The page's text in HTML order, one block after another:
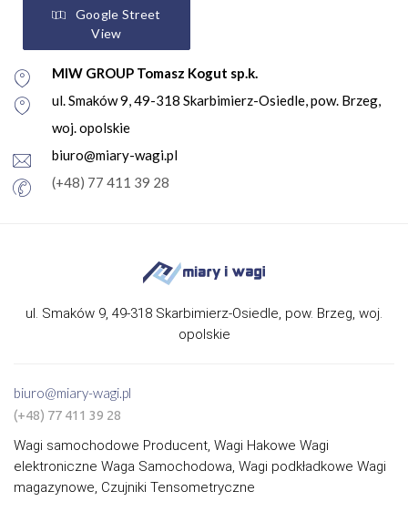
Google Street
View
MIW GROUP Tomasz Kogut sp.k.
ul. Smaków 9, 49-318 Skarbimierz-Osiedle, pow. Brzeg,
woj. opolskie
biuro@miary-wagi.pl
(+48) 77 411 39 28
ul. Smaków 9, 49-318 Skarbimierz-Osiedle, pow. Brzeg, woj.
opolskie
biuro@miary-wagi.pl
(+48) 77 411 39 28
Wagi samochodowe Producent, Wagi Hakowe Wagi
elektroniczne Waga Samochodowa, Wagi podkładkowe Wagi
magazynowe, Czujniki Tensometryczne